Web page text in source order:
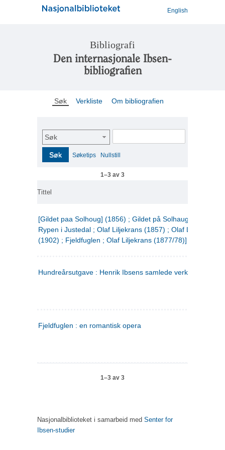
English
Bibliografi
Den internasjonale Ibsen-
bibliografien
Søk Verkliste Om bibliografien
Søk
Søk Søketips Nullstill
1–3 av 3
Tittel
[Gildet paa Solhoug] (1856) ; Gildet på Solhaug (1883) ;
Rypen i Justedal ; Olaf Liljekrans (1857) ; Olaf Liljekrans
(1902) ; Fjeldfuglen ; Olaf Liljekrans (1877/78)]
Hundreårsutgave : Henrik Ibsens samlede verker. 3
Fjeldfuglen : en romantisk opera
1–3 av 3
Nasjonalbiblioteket i samarbeid med Senter for
Ibsen-studier